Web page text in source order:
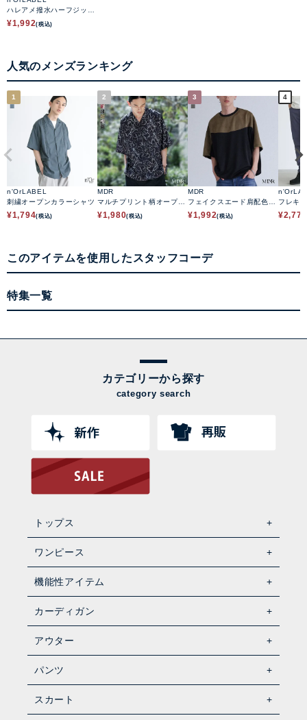
ハレアメ撥水ハーフジップ
アップトップス
¥1,992(税込)
人気のメンズランキング
1
n'OrLABEL
刺繍オープンカラーシャツ
¥1,794(税込)
2
MDR
マルチプリント柄オープン
カラーシャツ
¥1,980(税込)
3
MDR
フェイクスエード肩配色切
替デザイントップス
¥1,992(税込)
4
フレキ
¥2,772
このアイテムを使用したスタッフコーデ
特集一覧
カテゴリーから探す
category search
トップス
ワンピース
機能性アイテム
カーディガン
アウター
パンツ
スカート